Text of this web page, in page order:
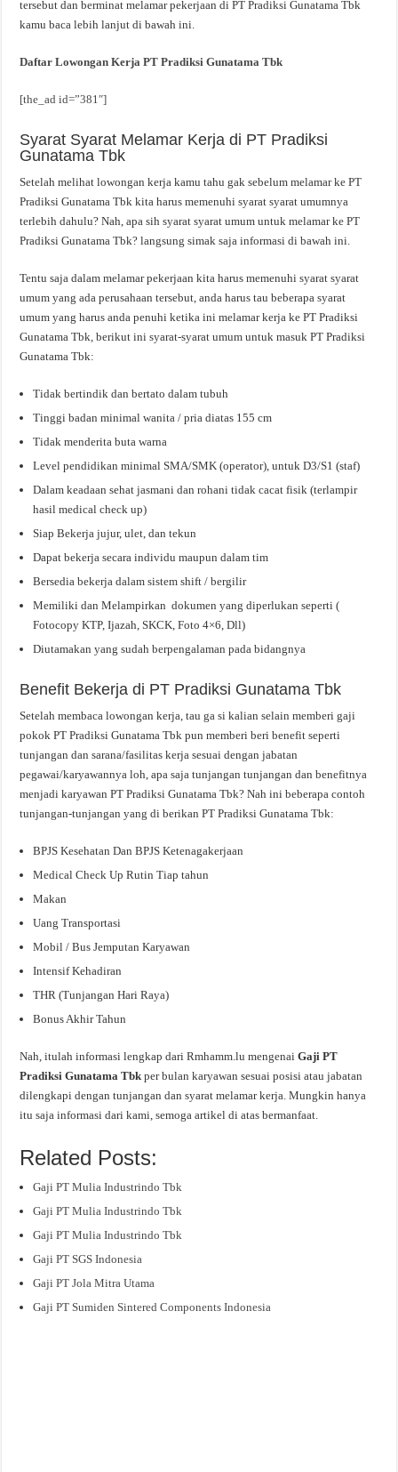
tersebut dan berminat melamar pekerjaan di PT Pradiksi Gunatama Tbk
kamu baca lebih lanjut di bawah ini.
Daftar Lowongan Kerja PT Pradiksi Gunatama Tbk
[the_ad id=”381″]
Syarat Syarat Melamar Kerja di PT Pradiksi
Gunatama Tbk
Setelah melihat lowongan kerja kamu tahu gak sebelum melamar ke PT
Pradiksi Gunatama Tbk kita harus memenuhi syarat syarat umumnya
terlebih dahulu? Nah, apa sih syarat syarat umum untuk melamar ke PT
Pradiksi Gunatama Tbk? langsung simak saja informasi di bawah ini.
Tentu saja dalam melamar pekerjaan kita harus memenuhi syarat syarat
umum yang ada perusahaan tersebut, anda harus tau beberapa syarat
umum yang harus anda penuhi ketika ini melamar kerja ke PT Pradiksi
Gunatama Tbk, berikut ini syarat-syarat umum untuk masuk PT Pradiksi
Gunatama Tbk:
Tidak bertindik dan bertato dalam tubuh
Tinggi badan minimal wanita / pria diatas 155 cm
Tidak menderita buta warna
Level pendidikan minimal SMA/SMK (operator), untuk D3/S1 (staf)
Dalam keadaan sehat jasmani dan rohani tidak cacat fisik (terlampir
hasil medical check up)
Siap Bekerja jujur, ulet, dan tekun
Dapat bekerja secara individu maupun dalam tim
Bersedia bekerja dalam sistem shift / bergilir
Memiliki dan Melampirkan dokumen yang diperlukan seperti (
Fotocopy KTP, Ijazah, SKCK, Foto 4×6, Dll)
Diutamakan yang sudah berpengalaman pada bidangnya
Benefit Bekerja di PT Pradiksi Gunatama Tbk
Setelah membaca lowongan kerja, tau ga si kalian selain memberi gaji
pokok PT Pradiksi Gunatama Tbk pun memberi beri benefit seperti
tunjangan dan sarana/fasilitas kerja sesuai dengan jabatan
pegawai/karyawannya loh, apa saja tunjangan tunjangan dan benefitnya
menjadi karyawan PT Pradiksi Gunatama Tbk? Nah ini beberapa contoh
tunjangan-tunjangan yang di berikan PT Pradiksi Gunatama Tbk:
BPJS Kesehatan Dan BPJS Ketenagakerjaan
Medical Check Up Rutin Tiap tahun
Makan
Uang Transportasi
Mobil / Bus Jemputan Karyawan
Intensif Kehadiran
THR (Tunjangan Hari Raya)
Bonus Akhir Tahun
Nah, itulah informasi lengkap dari Rmhamm.lu mengenaiGaji PT
Pradiksi Gunatama Tbkper bulan karyawan sesuai posisi atau jabatan
dilengkapi dengan tunjangan dan syarat melamar kerja. Mungkin hanya
itu saja informasi dari kami, semoga artikel di atas bermanfaat.
Related Posts:
Gaji PT Mulia Industrindo Tbk
Gaji PT Mulia Industrindo Tbk
Gaji PT Mulia Industrindo Tbk
Gaji PT SGS Indonesia
Gaji PT Jola Mitra Utama
Gaji PT Sumiden Sintered Components Indonesia